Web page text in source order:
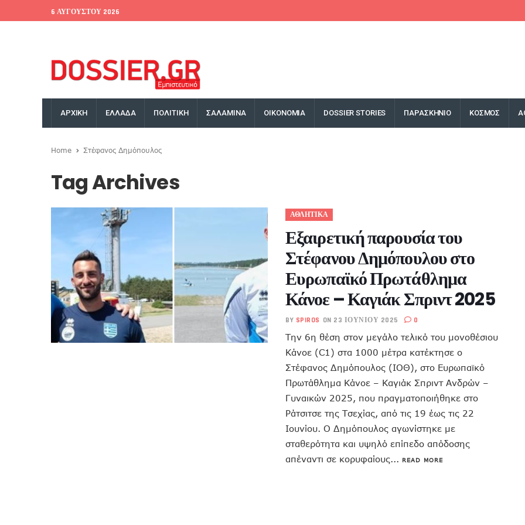
6 ΑΥΓΟΎΣΤΟΥ 2026
ΑΡΧΙΚΗ ΕΛΛΑΔΑ ΠΟΛΙΤΙΚΗ ΣΑΛΑΜΙΝΑ ΟΙΚΟΝΟΜΙΑ DOSSIER STORIES ΠΑΡΑΣΚΗΝΙΟ ΚΟΣΜΟΣ
Home Στέφανος Δημόπουλος
Tag Archives
ΑΘΛΗΤΙΚΑ
Εξαιρετική παρουσία του
Στέφανου Δημόπουλου στο
Ευρωπαϊκό Πρωτάθλημα
Κάνοε – Καγιάκ Σπριντ 2025
BY SPIROS ON 23 ΙΟΥΝΊΟΥ 2025 0
Την 6η θέση στον μεγάλο τελικό του μονοθέσιου
Κάνοε (C1) στα 1000 μέτρα κατέκτησε ο
Στέφανος Δημόπουλος (ΙΟΘ), στο Ευρωπαϊκό
Πρωτάθλημα Κάνοε – Καγιάκ Σπριντ Ανδρών –
Γυναικών 2025, που πραγματοποιήθηκε στο
Ράτσιτσε της Τσεχίας, από τις 19 έως τις 22
Ιουνίου. Ο Δημόπουλος αγωνίστηκε με
σταθερότητα και υψηλό επίπεδο απόδοσης
απέναντι σε κορυφαίους... READ MORE